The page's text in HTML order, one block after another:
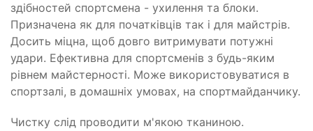
здібностей спортсмена - ухилення та блоки.
Призначена як для початківців так і для майстрів.
Досить міцна, щоб довго витримувати потужні
удари. Ефективна для спортсменів з будь-яким
рівнем майстерності. Може використовуватися в
спортзалі, в домашніх умовах, на спортмайданчику.
Чистку слід проводити м'якою тканиною.